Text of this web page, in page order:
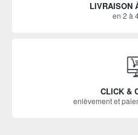
LIVRAISON
en 2 à
CLICK &
enlèvement et